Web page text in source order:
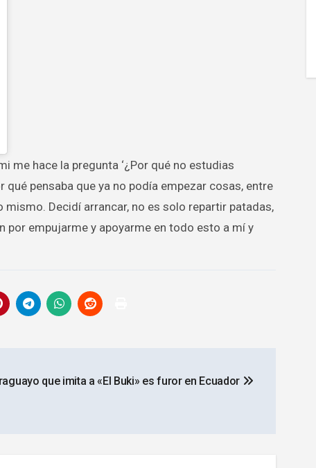
me hace la pregunta ‘¿Por qué no estudias
qué pensaba que ya no podía empezar cosas, entre
Decidí arrancar, no es solo repartir patadas,
por empujarme y apoyarme en todo esto a mí y
que imita a «El Buki» es furor en Ecuador